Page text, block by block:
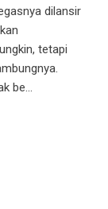
dilansir
tetapi
be...